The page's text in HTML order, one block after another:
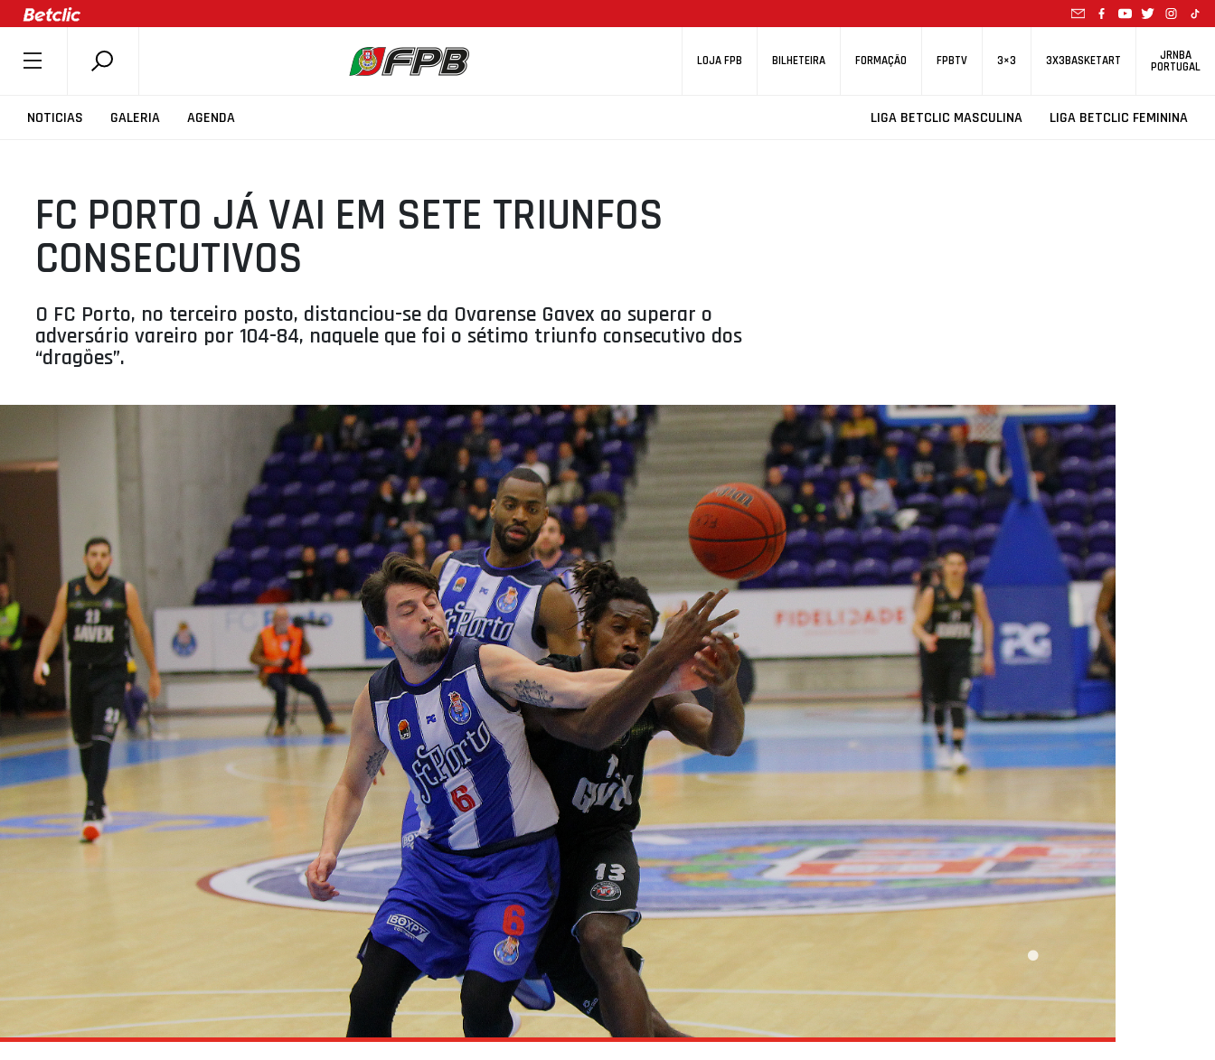
LOJA FPB BILHETEIRA FORMAÇÃO FPBTV 3×3 3X3BASKETART JRNBA
PORTUGAL
NOTICIAS GALERIA AGENDA LIGA BETCLIC MASCULINA LIGA BETCLIC FEMININA
SOBRE A FPB
COMPETIÇÕES
ASSOCIAÇÕES
CLUBES
AGENTES
AGENDA
SELEÇÕES
PROJETOS
FC PORTO JÁ VAI EM SETE TRIUNFOS
CONSECUTIVOS
O FC Porto, no terceiro posto, distanciou-se da Ovarense Gavex ao superar o
adversário vareiro por 104-84, naquele que foi o sétimo triunfo consecutivo dos
“dragões”.